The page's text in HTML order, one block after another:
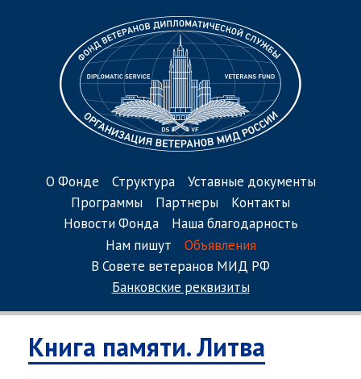
О Фонде Структура
Уставные документы
Программы
Партнеры
Контакты
Новости Фонда
Наша благодарность
Нам пишут
Объявления
В Совете ветеранов МИД РФ
Банковские реквизиты
Книга памяти. Литва